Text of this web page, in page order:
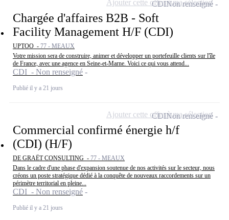
Chargée d'affaires B2B - Soft
Facility Management H/F (CDI)
UPTOO - 77 - MEAUX
Votre mission sera de construire, animer et développer un portefeuille clients sur l'île
de France, avec une agence en Seine-et-Marne. Voici ce qui vous attend...
CDI - Non renseigné
Publié il y a 21 jours
CDINon renseigné
Ajouter cette offre à ma sélection
Commercial confirmé énergie h/f
(CDI) (H/F)
DE GRAËT CONSULTING - 77 - MEAUX
Dans le cadre d'une phase d'expansion soutenue de nos activités sur le secteur, nous
créons un poste stratégique dédié à la conquête de nouveaux raccordements sur un
périmètre territorial en pleine...
CDI - Non renseigné
Publié il y a 21 jours
CDINon renseigné
Ajouter cette offre à ma sélection